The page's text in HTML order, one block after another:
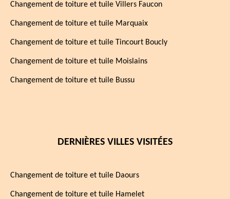
Changement de toiture et tuile Villers Faucon
Changement de toiture et tuile Marquaix
Changement de toiture et tuile Tincourt Boucly
Changement de toiture et tuile Moislains
Changement de toiture et tuile Bussu
DERNIÈRES VILLES VISITÉES
Changement de toiture et tuile Daours
Changement de toiture et tuile Hamelet